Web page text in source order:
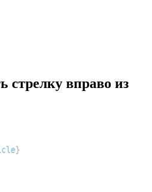
стрелку вправо из
}